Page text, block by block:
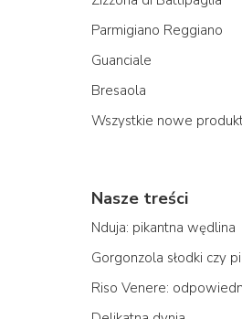
Parmigiano Reggiano
Guanciale
Bresaola
Wszystkie nowe
Nasze treści
Nduja: pikantna wędlina
Gorgonzola słodki czy
Riso Venere: